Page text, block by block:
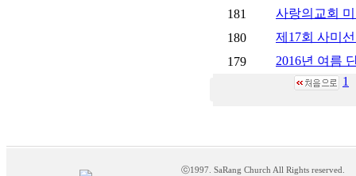
181
사랑의교회
180
제17회 사미
179
2016년 여름
1
ⓒ1997. SaRang Church All Rights reserved.